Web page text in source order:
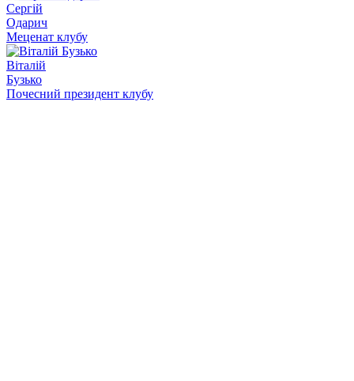
Сергій
Одарич
Меценат клубу
Віталій
Бузько
Почесний президент клубу